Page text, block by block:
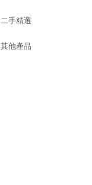
二手精選
其他產品